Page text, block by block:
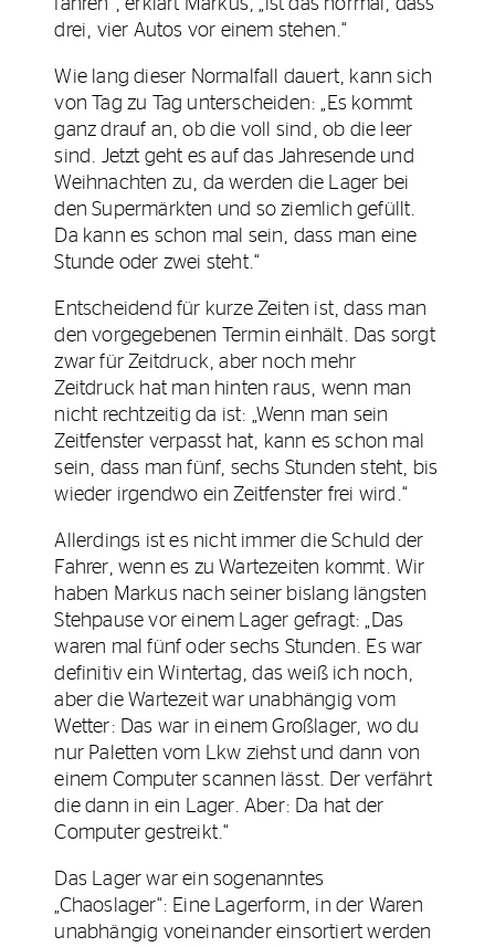
fahren“, erklärt Markus, „ist das normal, dass
drei, vier Autos vor einem stehen.“
Wie lang dieser Normalfall dauert, kann sich
von Tag zu Tag unterscheiden: „Es kommt
ganz drauf an, ob die voll sind, ob die leer
sind. Jetzt geht es auf das Jahresende und
Weihnachten zu, da werden die Lager bei
den Supermärkten und so ziemlich gefüllt.
Da kann es schon mal sein, dass man eine
Stunde oder zwei steht.“
Entscheidend für kurze Zeiten ist, dass man
den vorgegebenen Termin einhält. Das sorgt
zwar für Zeitdruck, aber noch mehr
Zeitdruck hat man hinten raus, wenn man
nicht rechtzeitig da ist: „Wenn man sein
Zeitfenster verpasst hat, kann es schon mal
sein, dass man fünf, sechs Stunden steht, bis
wieder irgendwo ein Zeitfenster frei wird.“
Allerdings ist es nicht immer die Schuld der
Fahrer, wenn es zu Wartezeiten kommt. Wir
haben Markus nach seiner bislang längsten
Stehpause vor einem Lager gefragt: „Das
waren mal fünf oder sechs Stunden. Es war
definitiv ein Wintertag, das weiß ich noch,
aber die Wartezeit war unabhängig vom
Wetter: Das war in einem Großlager, wo du
nur Paletten vom Lkw ziehst und dann von
einem Computer scannen lässt. Der verfährt
die dann in ein Lager. Aber: Da hat der
Computer gestreikt.“
Das Lager war ein sogenanntes
„Chaoslager“: Eine Lagerform, in der Waren
unabhängig voneinander einsortiert werden